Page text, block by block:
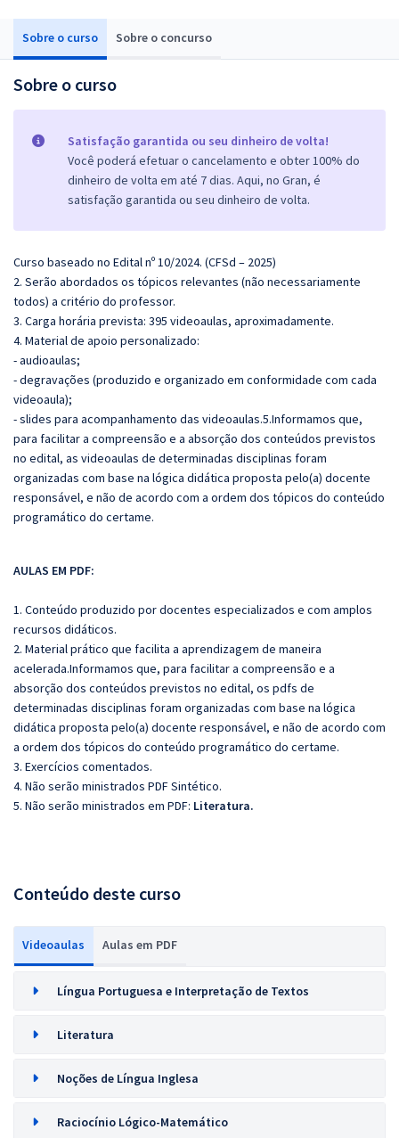
Sobre o curso Sobre o concurso
Sobre o curso
Satisfação garantida ou seu dinheiro de volta!
Você poderá efetuar o cancelamento e obter 100% do
dinheiro de volta em até 7 dias. Aqui, no Gran, é
satisfação garantida ou seu dinheiro de volta.
Curso baseado no Edital nº 10/2024. (CFSd – 2025)
2. Serão abordados os tópicos relevantes (não necessariamente
todos) a critério do professor.
3. Carga horária prevista: 395 videoaulas, aproximadamente.
4. Material de apoio personalizado:
- audioaulas;
- degravações (produzido e organizado em conformidade com cada
videoaula);
- slides para acompanhamento das videoaulas.5.Informamos que,
para facilitar a compreensão e a absorção dos conteúdos previstos
no edital, as videoaulas de determinadas disciplinas foram
organizadas com base na lógica didática proposta pelo(a) docente
responsável, e não de acordo com a ordem dos tópicos do conteúdo
programático do certame.
AULAS EM PDF:
1. Conteúdo produzido por docentes especializados e com amplos
recursos didáticos.
2. Material prático que facilita a aprendizagem de maneira
acelerada.Informamos que, para facilitar a compreensão e a
absorção dos conteúdos previstos no edital, os pdfs de
determinadas disciplinas foram organizadas com base na lógica
didática proposta pelo(a) docente responsável, e não de acordo com
a ordem dos tópicos do conteúdo programático do certame.
3. Exercícios comentados.
4. Não serão ministrados PDF Sintético.
5. Não serão ministrados em PDF: Literatura.
Conteúdo deste curso
Videoaulas Aulas em PDF
Língua Portuguesa e Interpretação de Textos
Literatura
Noções de Língua Inglesa
Raciocínio Lógico-Matemático